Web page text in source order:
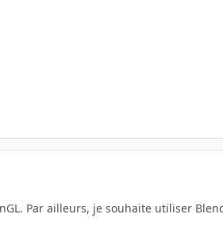
Par ailleurs, je souhaite utiliser